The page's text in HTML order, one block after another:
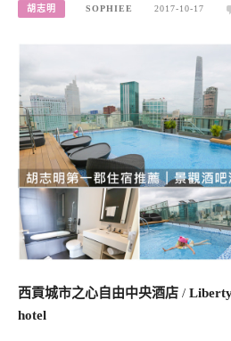
胡志明 SOPHIEE 2017-10-17
西貢城市之心自由中央酒店 /
hotel